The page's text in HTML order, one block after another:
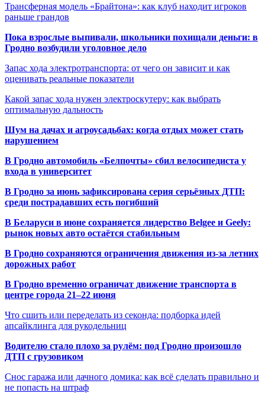
Трансферная модель «Брайтона»: как клуб находит игроков
раньше грандов
Пока взрослые выпивали, школьники похищали деньги: в
Гродно возбудили уголовное дело
Запас хода электротранспорта: от чего он зависит и как
оценивать реальные показатели
Какой запас хода нужен электроскутеру: как выбрать
оптимальную дальность
Шум на дачах и агроусадьбах: когда отдых может стать
нарушением
В Гродно автомобиль «Белпочты» сбил велосипедиста у
входа в университет
В Гродно за июнь зафиксирована серия серьёзных ДТП:
среди пострадавших есть погибший
В Беларуси в июне сохраняется лидерство Belgee и Geely:
рынок новых авто остаётся стабильным
В Гродно сохраняются ограничения движения из-за летних
дорожных работ
В Гродно временно ограничат движение транспорта в
центре города 21–22 июня
Что сшить или переделать из секонда: подборка идей
апсайклинга для рукодельниц
Водителю стало плохо за рулём: под Гродно произошло
ДТП с грузовиком
Снос гаража или дачного домика: как всё сделать правильно и
не попасть на штраф